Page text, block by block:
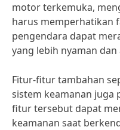
motor terkemuka,
harus memperhatikan
pengendara dapat
yang lebih nyaman dan
Fitur-fitur tambahan
sistem keamanan juga
fitur tersebut dapat
keamanan saat